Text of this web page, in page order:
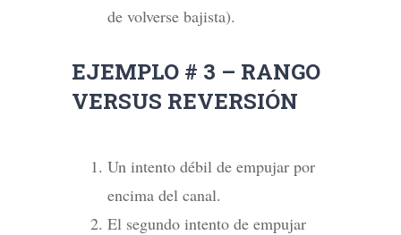
de volverse bajista).
EJEMPLO # 3 – RANGO
VERSUS REVERSIÓN
Un intento débil de empujar por
encima del canal.
El segundo intento de empujar